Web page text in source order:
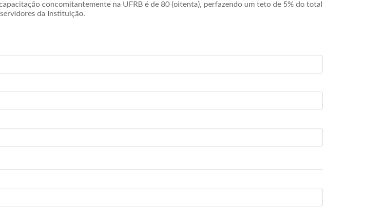
concomitantemente na UFRB é de 80 (oitenta), perfazendo um teto de 5% do total
da Instituição.